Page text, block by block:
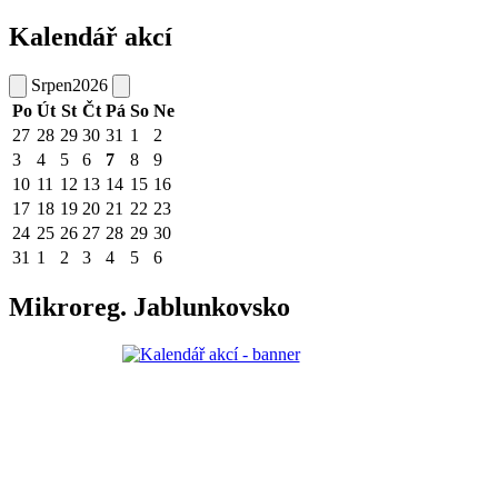
Kalendář akcí
Srpen2026
Po Út St Čt Pá So Ne
27 28 29 30 31 1
2
3
4 5 6 7 8
9
10 11 12 13 14 15 16
17 18 19 20 21 22 23
24 25 26 27 28 29 30
31 1 2 3 4 5 6
Mikroreg. Jablunkovsko